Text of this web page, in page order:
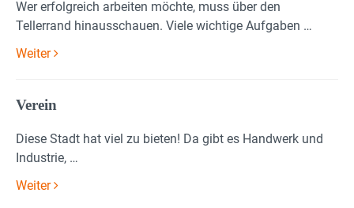
Wer erfolgreich arbeiten möchte, muss über den
Tellerrand hinausschauen. Viele wichtige Aufgaben …
Weiter
Verein
Diese Stadt hat viel zu bieten! Da gibt es Handwerk und
Industrie, …
Weiter